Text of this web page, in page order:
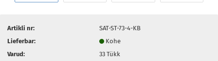
Artikli nr:
SAT-ST-73-4-KB
Lieferbar:
Kohe
Varud:
33Tükk